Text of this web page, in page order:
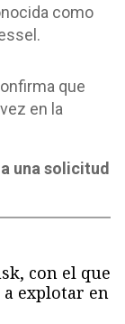
como
que
en la
una solicitud
con el que
explotar en